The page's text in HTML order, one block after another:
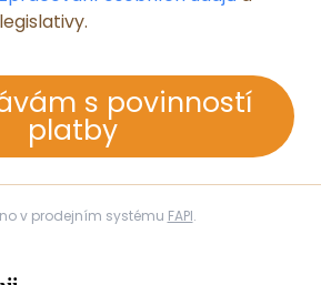
s povinností
platby
v prodejním systému FAPI.